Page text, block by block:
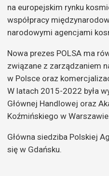
na europejskim rynku
współpracy
narodowymi agencjami
Nowa prezes POLSA ma
związane z zarządzaniem
w Polsce oraz
W latach 2015-2022 była
Głównej Handlowej oraz
Koźmińskiego w Warszawie.
Główna siedziba Polskiej
się w Gdańsku.